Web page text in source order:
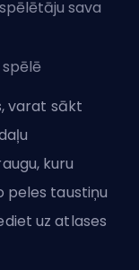
sava
varat sākt
kuru
peles taustiņu
uz atlases